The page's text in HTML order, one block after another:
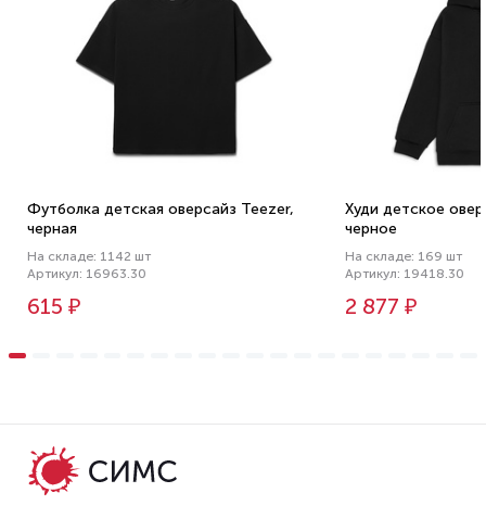
Футболка детская оверсайз Teezer,
черная
На складе: 1142 шт
Артикул: 16963.30
615 ₽
Худи детское
черное
На складе: 169 шт
Артикул: 19418.30
2 877 ₽